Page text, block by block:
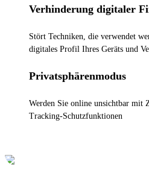
Verhinderung digitaler
Stört Techniken, die verwendet
digitales Profil Ihres Geräts und
Privatsphärenmodus
Werden Sie online unsichtbar mit
Tracking-Schutzfunktionen